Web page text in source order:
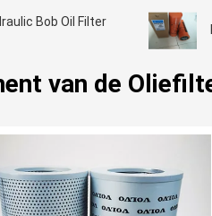
Bob Oil Filter
van de